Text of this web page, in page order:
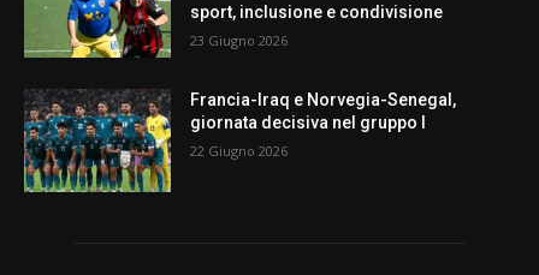
sport, inclusione e condivisione
23 Giugno 2026
Francia-Iraq e Norvegia-Senegal,
giornata decisiva nel gruppo I
22 Giugno 2026